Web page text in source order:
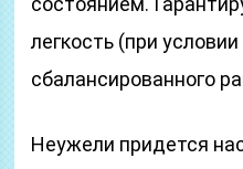
легкость (при
сбалансированного
Неужели придется